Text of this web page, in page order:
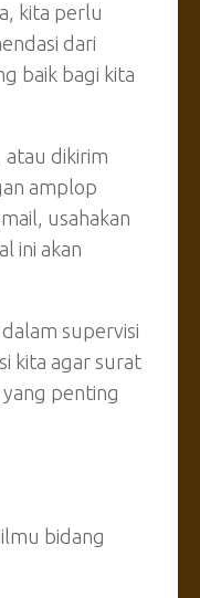
kita perlu
dari
baik bagi kita
atau dikirim
amplop
usahakan
ini akan
supervisi
kita agar surat
penting
bidang